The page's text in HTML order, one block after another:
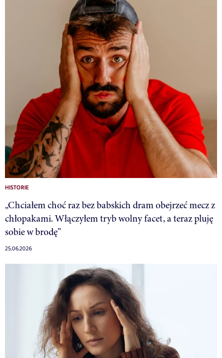
HISTORIE
„Chciałem choć raz bez babskich dram obejrzeć mecz z
chłopakami. Włączyłem tryb wolny facet, a teraz pluję
sobie w brodę”
25.06.2026